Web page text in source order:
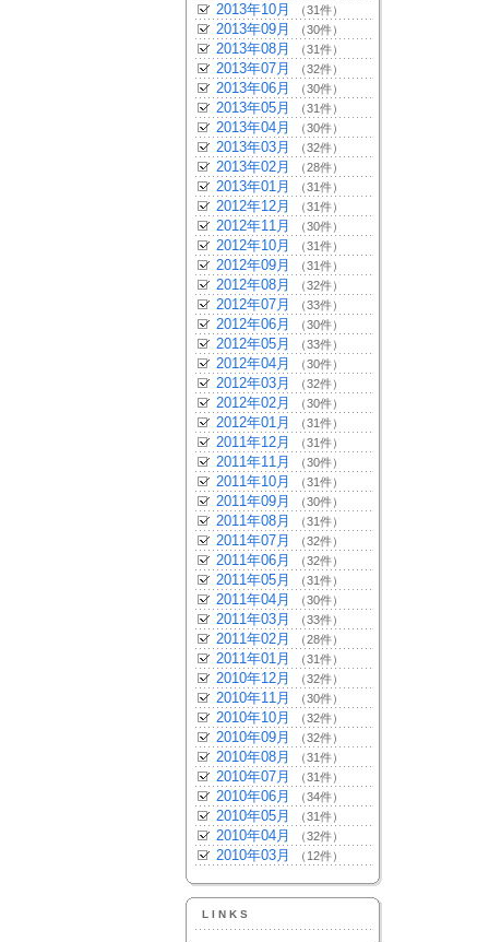
2013年10月 （31件）
2013年09月 （30件）
2013年08月 （31件）
2013年07月 （32件）
2013年06月 （30件）
2013年05月 （31件）
2013年04月 （30件）
2013年03月 （32件）
2013年02月 （28件）
2013年01月 （31件）
2012年12月 （31件）
2012年11月 （30件）
2012年10月 （31件）
2012年09月 （31件）
2012年08月 （32件）
2012年07月 （33件）
2012年06月 （30件）
2012年05月 （33件）
2012年04月 （30件）
2012年03月 （32件）
2012年02月 （30件）
2012年01月 （31件）
2011年12月 （31件）
2011年11月 （30件）
2011年10月 （31件）
2011年09月 （30件）
2011年08月 （31件）
2011年07月 （32件）
2011年06月 （32件）
2011年05月 （31件）
2011年04月 （30件）
2011年03月 （33件）
2011年02月 （28件）
2011年01月 （31件）
2010年12月 （32件）
2010年11月 （30件）
2010年10月 （32件）
2010年09月 （32件）
2010年08月 （31件）
2010年07月 （31件）
2010年06月 （34件）
2010年05月 （31件）
2010年04月 （32件）
2010年03月 （12件）
LINKS